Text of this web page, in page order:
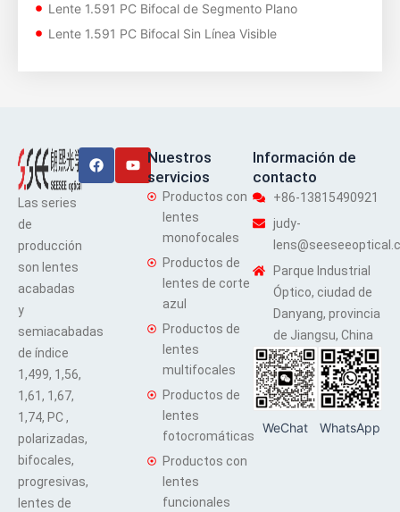
Lente 1.591 PC Bifocal de Segmento Plano
Lente 1.591 PC Bifocal Sin Línea Visible
Las series
de
producción
son lentes
acabadas
y
semiacabadas
de índice
1,499, 1,56,
1,61, 1,67,
1,74, PC ,
polarizadas,
bifocales,
progresivas,
lentes de
FacebookYoutube
Nuestros
servicios
Productos con
lentes
monofocales
Productos de
lentes de corte
azul
Productos de
lentes
multifocales
Productos de
lentes
fotocromáticas
Productos con
lentes
funcionales
Información de
contacto
+86-13815490921
judy-
Parque Industrial
Óptico, ciudad de
Danyang, provincia
de Jiangsu, China
WeChat WhatsApp